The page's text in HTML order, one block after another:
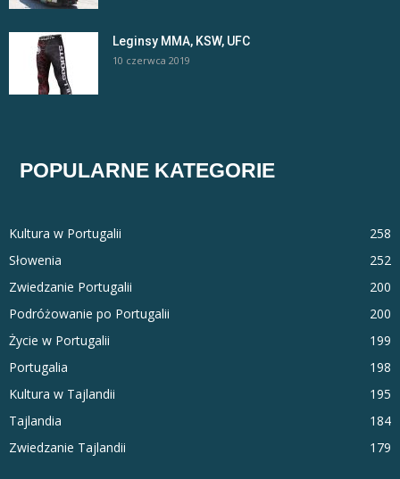
Leginsy MMA, KSW, UFC
10 czerwca 2019
POPULARNE KATEGORIE
Kultura w Portugalii
258
Słowenia
252
Zwiedzanie Portugalii
200
Podróżowanie po Portugalii
200
Życie w Portugalii
199
Portugalia
198
Kultura w Tajlandii
195
Tajlandia
184
Zwiedzanie Tajlandii
179